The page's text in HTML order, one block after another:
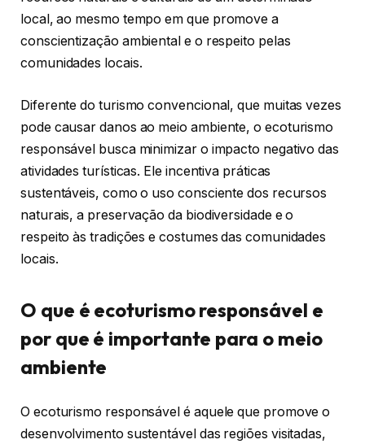
local, ao mesmo tempo em que promove a
conscientização ambiental e o respeito pelas
comunidades locais.
Diferente do turismo convencional, que muitas vezes
pode causar danos ao meio ambiente, o ecoturismo
responsável busca minimizar o impacto negativo das
atividades turísticas. Ele incentiva práticas
sustentáveis, como o uso consciente dos recursos
naturais, a preservação da biodiversidade e o
respeito às tradições e costumes das comunidades
locais.
O que é ecoturismo responsável e
por que é importante para o meio
ambiente
O ecoturismo responsável é aquele que promove o
desenvolvimento sustentável das regiões visitadas,